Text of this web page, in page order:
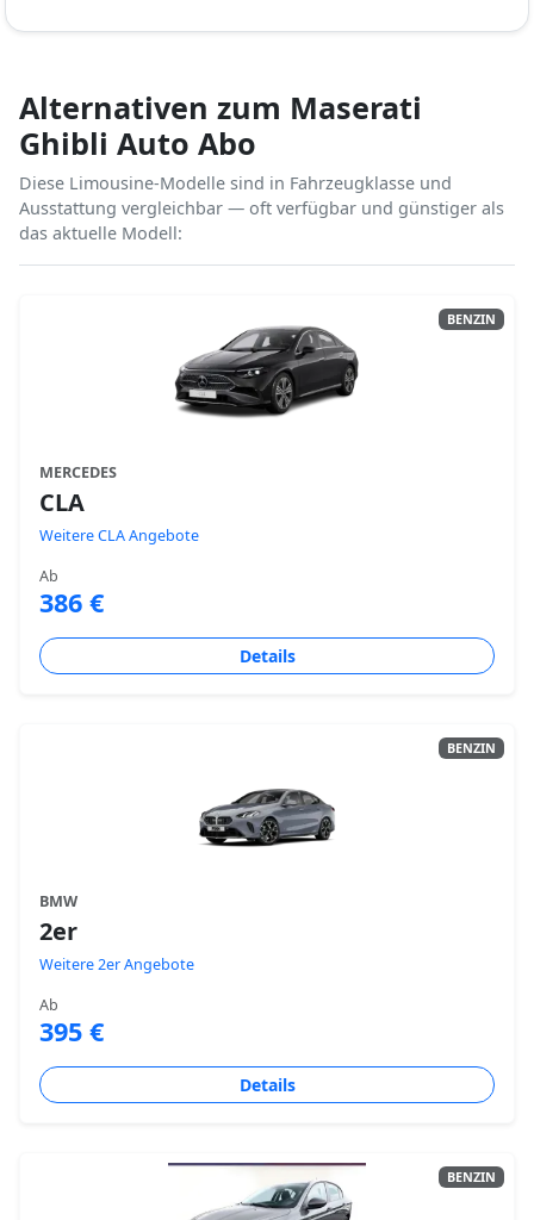
Alternativen zum Maserati
Ghibli Auto Abo
Diese Limousine-Modelle sind in Fahrzeugklasse und
Ausstattung vergleichbar — oft verfügbar und günstiger als
das aktuelle Modell:
BENZIN
MERCEDES
CLA
Weitere CLA Angebote
Ab
386 €
Details
BENZIN
BMW
2er
Weitere 2er Angebote
Ab
395 €
Details
BENZIN